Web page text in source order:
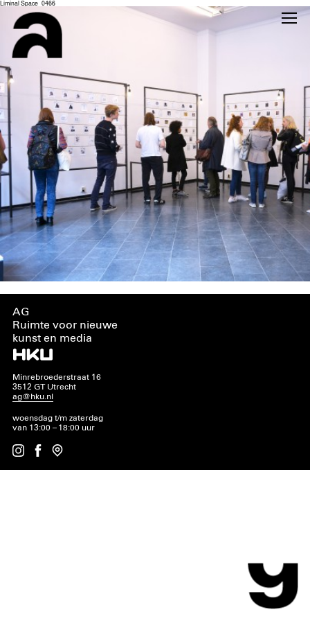
Liminal Space_0466
AG
Ruimte voor nieuwe
kunst en media
Minrebroederstraat 16
3512 GT Utrecht
ag@hku.nl
woensdag t/m zaterdag
van 13:00 – 18:00 uur